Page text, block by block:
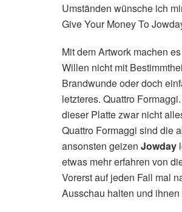
Umständen wünsche ich
Give Your Money To
Mit dem Artwork machen
Willen nicht mit
Brandwunde oder doch
letzteres. Quattro
dieser Platte zwar nicht
Quattro Formaggi sind die
ansonsten geizen Jowday
etwas mehr erfahren von
Vorerst auf jeden Fall mal
Ausschau halten und